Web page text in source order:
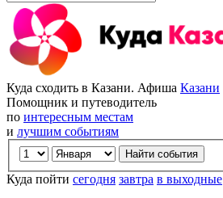
Куда сходить в Казани. Афиша Казани
Помощник и путеводитель
по интересным местам
и лучшим событиям
Куда пойти сегодня завтра в выходные